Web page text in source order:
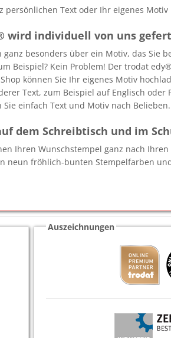
persönlichen Text oder Ihr eigenes
wird individuell von uns
besonders über ein Motiv, das Sie
Beispiel? Kein Problem! Der trodat
können Sie Ihr eigenes Motiv
Text, zum Beispiel auf Englisch
Sie einfach Text und Motiv nach Belieben.
dem Schreibtisch und im
Ihren Wunschstempel ganz nach
neun fröhlich-bunten Stempelfarben
Auszeichnungen